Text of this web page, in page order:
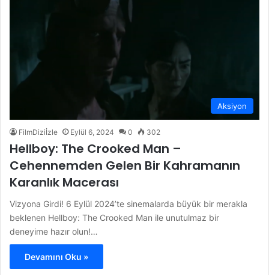
Aksiyon
FilmDiziİzle Eylül 6, 2024 0 302
Hellboy: The Crooked Man –
Cehennemden Gelen Bir Kahramanın
Karanlık Macerası
Vizyona Girdi! 6 Eylül 2024’te sinemalarda büyük bir merakla
beklenen Hellboy: The Crooked Man ile unutulmaz bir
deneyime hazır olun!…
Devamını Oku »